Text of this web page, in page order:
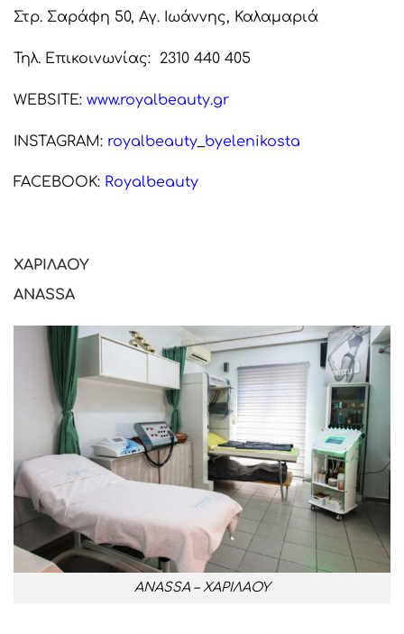
Στρ. Σαράφη 50, Αγ. Ιωάννης, Καλαμαριά
Τηλ. Επικοινωνίας: 2310 440 405
WEBSITE: www.royalbeauty.gr
INSTAGRAM: royalbeauty_byelenikosta
FACEBOOK: Royalbeauty
ΧΑΡΙΛΑΟΥ
ANASSA
ANASSA – ΧΑΡΙΛΑΟΥ